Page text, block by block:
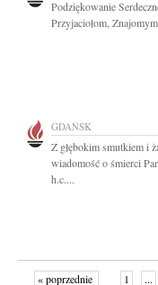
Podziękowanie
Przyjaciołom,
GDAŃSK
Z głębokim smutkiem i
wiadomość o śmierci
h.c....
« poprzednie 1 ...